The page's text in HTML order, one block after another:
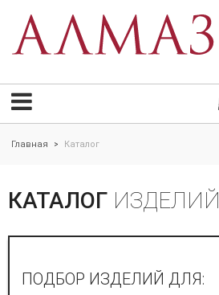
Главная > Каталог
КАТАЛОГ ИЗДЕЛИЙ
ПОДБОР ИЗДЕЛИЙ ДЛЯ: